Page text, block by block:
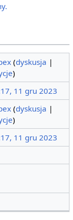
(dyskusja |
)
11 gru 2023
(dyskusja |
)
11 gru 2023